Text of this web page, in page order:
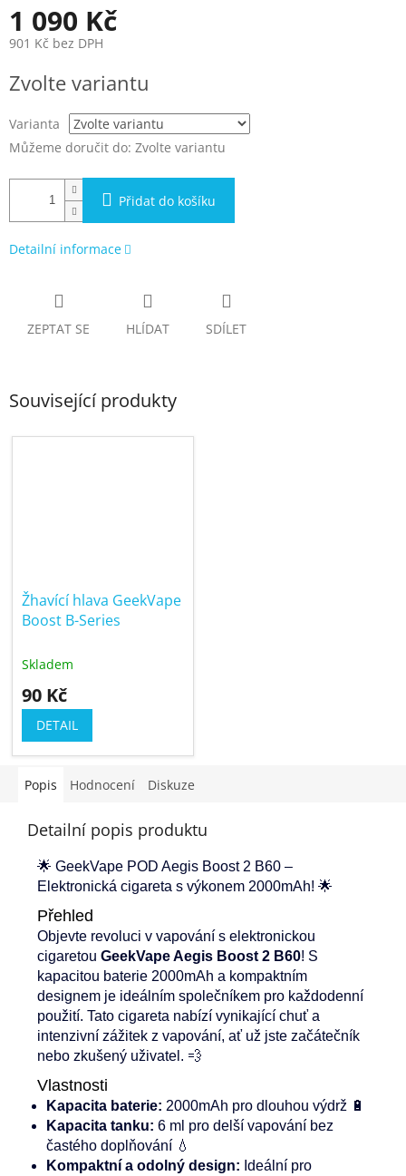
1 090 Kč
901 Kč bez DPH
cena:
Zvolte variantu
Varianta
Můžeme doručit do: Zvolte variantu
Přidat do košíku
Detailní informace
ZEPTAT SE HLÍDAT SDÍLET
Související produkty
Žhavící hlava GeekVape
Boost B-Series
Skladem
90 Kč
DETAIL
Popis Hodnocení Diskuze
Detailní popis produktu
🌟 GeekVape POD Aegis Boost 2 B60 –
Elektronická cigareta s výkonem 2000mAh! 🌟
Přehled
Objevte revoluci v vapování s elektronickou
cigaretou GeekVape Aegis Boost 2 B60! S
kapacitou baterie 2000mAh a kompaktním
designem je ideálním společníkem pro každodenní
použití. Tato cigareta nabízí vynikající chuť a
intenzivní zážitek z vapování, ať už jste začátečník
nebo zkušený uživatel. 💨
Vlastnosti
Kapacita baterie: 2000mAh pro dlouhou výdrž 🔋
Kapacita tanku: 6 ml pro delší vapování bez
častého doplňování 💧
Kompaktní a odolný design: Ideální pro